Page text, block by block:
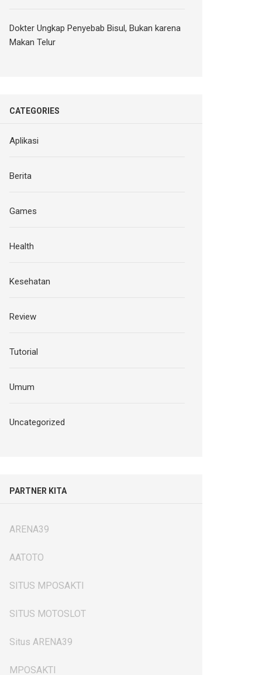
Dokter Ungkap Penyebab Bisul, Bukan karena
Makan Telur
CATEGORIES
Aplikasi
Berita
Games
Health
Kesehatan
Review
Tutorial
Umum
Uncategorized
PARTNER KITA
ARENA39
AATOTO
SITUS MPOSAKTI
SITUS MOTOSLOT
Situs ARENA39
MPOSAKTI